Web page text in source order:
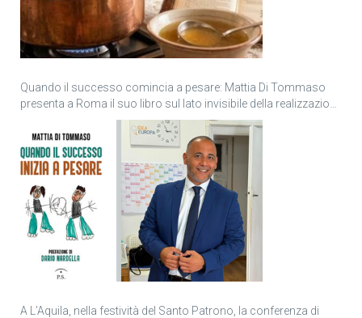
Quando il successo comincia a pesare: Mattia Di Tommaso
presenta a Roma il suo libro sul lato invisibile della realizzazione
A L’Aquila, nella festività del Santo Patrono, la conferenza di